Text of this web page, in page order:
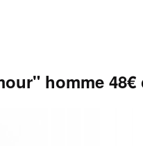
homme